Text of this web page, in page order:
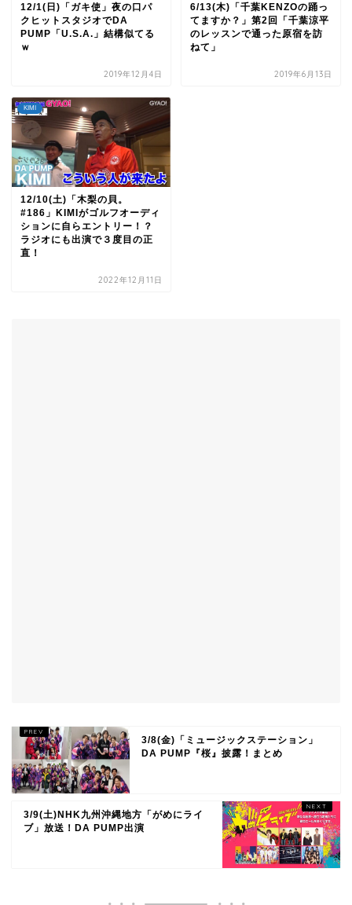
12/1(日)「ガキ使」夜の口パ
クヒットスタジオでDA
PUMP「U.S.A.」結構似てる
ｗ
2019年12月4日
6/13(木)「千葉KENZOの踊っ
てますか？」第2回「千葉涼平
のレッスンで通った原宿を訪
ねて」
2019年6月13日
KIMI
12/10(土)「木梨の貝。
#186」KIMIがゴルフオーディ
ションに自らエントリー！？
ラジオにも出演で３度目の正
直！
2022年12月11日
3/8(金)「ミュージックステーション」
DA PUMP『桜』披露！まとめ
3/9(土)NHK九州沖縄地方「がめにライ
ブ」放送！DA PUMP出演